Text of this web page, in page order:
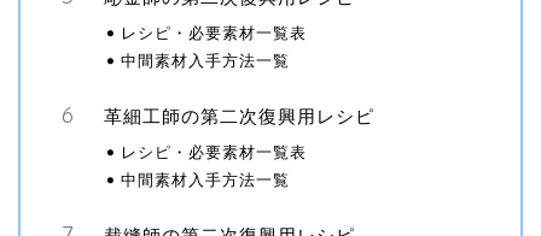
レシピ・必要素材一覧表
中間素材入手方法一覧
革細工師の第二次復興用レシピ
レシピ・必要素材一覧表
中間素材入手方法一覧